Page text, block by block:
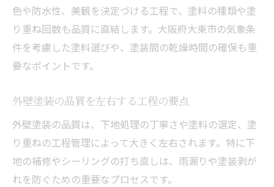
色や防水性、美観を決定づける工程で、塗料の種類や塗
り重ね回数も品質に直結します。大阪府大東市の気象条
件を考慮した塗料選びや、塗装間の乾燥時間の確保も重
要なポイントです。
外壁塗装の品質を左右する工程の要点
外壁塗装の品質は、下地処理の丁寧さや塗料の選定、塗
り重ねの工程管理によって大きく左右されます。特に下
地の補修やシーリングの打ち直しは、雨漏りや塗装剥が
れを防ぐための重要なプロセスです。